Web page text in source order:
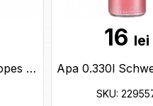
Apa 0.750l Schweppes 2353502
16 lei
SKU: